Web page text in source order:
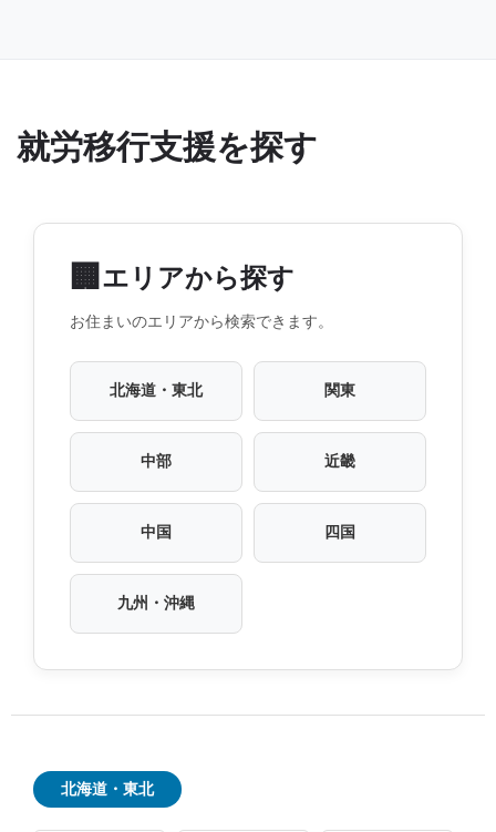
就労移行支援を探す
🏢 エリアから探す
お住まいのエリアから検索できます。
北海道・東北 関東
中部 近畿
中国 四国
九州・沖縄
北海道・東北